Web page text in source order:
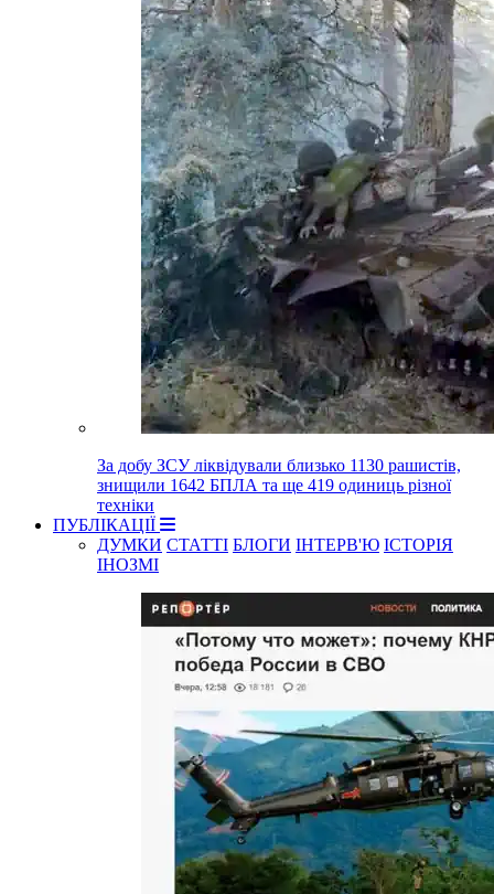
За добу ЗСУ ліквідували близько 1130 рашистів,
знищили 1642 БПЛА та ще 419 одиниць різної
техніки
ПУБЛІКАЦІЇ
ДУМКИ СТАТТІ БЛОГИ ІНТЕРВ'Ю ІСТОРІЯ
ІНОЗМІ